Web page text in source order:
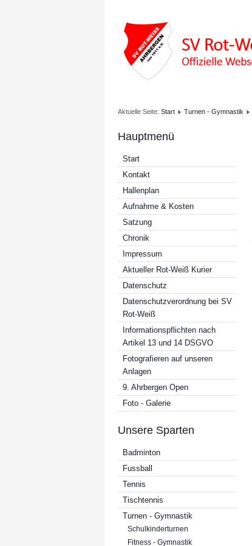
Aktuelle Seite: Start Turnen - Gymnastik
Hauptmenü
Start
Kontakt
Hallenplan
Aufnahme & Kosten
Satzung
Chronik
Impressum
Aktueller Rot-Weiß Kurier
Datenschutz
Datenschutzverordnung bei SV
Rot-Weiß
Informationspflichten nach
Artikel 13 und 14 DSGVO
Fotografieren auf unseren
Anlagen
9. Ahrbergen Open
Foto - Galerie
Unsere Sparten
Badminton
Fussball
Tennis
Tischtennis
Turnen - Gymnastik
Schulkinderturnen
Fitness - Gymnastik